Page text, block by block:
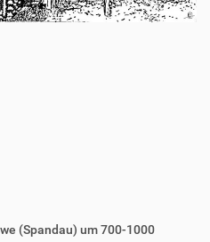
(Spandau) um 700-1000